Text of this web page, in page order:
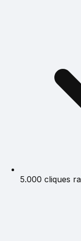
5.000 cliques